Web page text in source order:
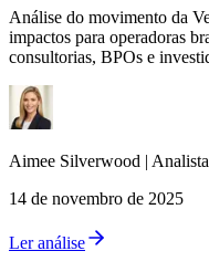
Análise do movimento da
impactos para operadoras
consultorias, BPOs e
Aimee Silverwood |
14 de novembro de 2025
Ler análise